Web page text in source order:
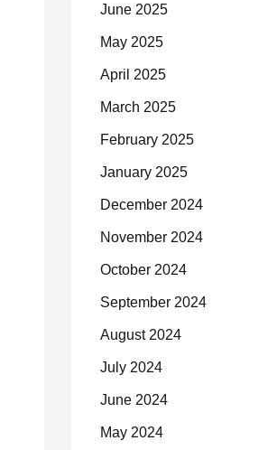
June 2025
May 2025
April 2025
March 2025
February 2025
January 2025
December 2024
November 2024
October 2024
September 2024
August 2024
July 2024
June 2024
May 2024